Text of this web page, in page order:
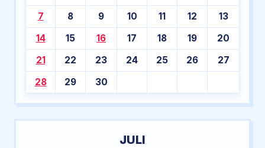
7
8 9 10 11 12
13
14
15 16 17 18 19
20
21
22 23 24 25 26
27
28
29 30
JULI